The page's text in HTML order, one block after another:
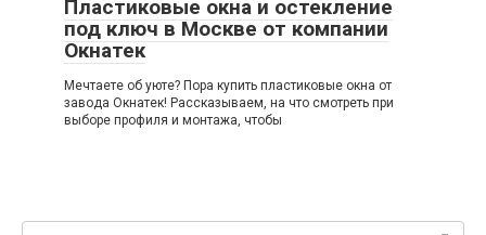
Пластиковые окна и остекление
под ключ в Москве от компании
Окнатек
Мечтаете об уюте? Пора купить пластиковые окна от
завода Окнатек! Рассказываем, на что смотреть при
выборе профиля и монтажа, чтобы